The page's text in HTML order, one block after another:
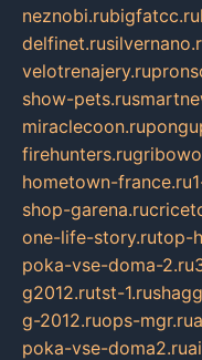
neznobi.rubigfatcc.ru
delfinet.ru
velotrenajery.ru
show-pets.ru
miraclecoon.ru
firehunters.ru
hometown-france.ru
shop-garena.ru
one-life-story.rutop-
poka-vse-doma-2.ru
g2012.rutst-1.ru
g-2012.ruops-mgr.ru
poka-vse-doma2.ru